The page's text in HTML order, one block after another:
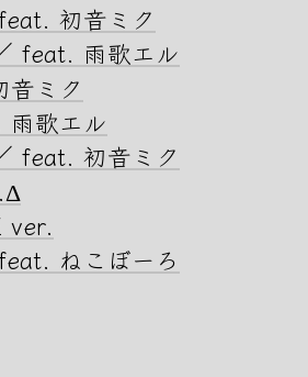
初音ミク
feat. 雨歌エル
ミク
歌エル
feat. 初音ミク
ver.
ねこぼーろ